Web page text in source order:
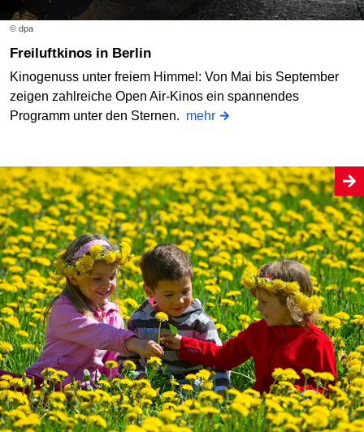
© dpa
Freiluftkinos in Berlin
Kinogenuss unter freiem Himmel: Von Mai bis September
zeigen zahlreiche Open Air-Kinos ein spannendes
Programm unter den Sternen. mehr